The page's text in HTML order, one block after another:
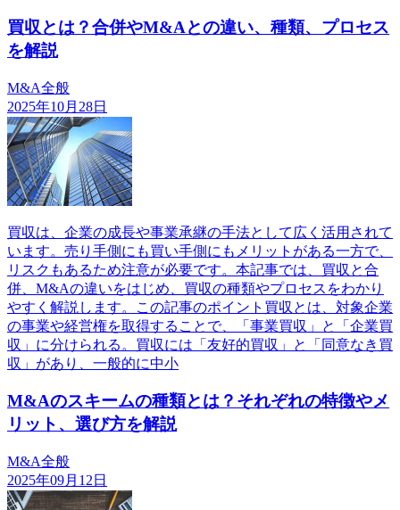
買収とは？合併やM&Aとの違い、種類、プロセス
を解説
M&A全般
2025年10月28日
買収は、企業の成長や事業承継の手法として広く活用されて
います。売り手側にも買い手側にもメリットがある一方で、
リスクもあるため注意が必要です。本記事では、買収と合
併、M&Aの違いをはじめ、買収の種類やプロセスをわかり
やすく解説します。この記事のポイント買収とは、対象企業
の事業や経営権を取得することで、「事業買収」と「企業買
収」に分けられる。買収には「友好的買収」と「同意なき買
収」があり、一般的に中小
M&Aのスキームの種類とは？それぞれの特徴やメ
リット、選び方を解説
M&A全般
2025年09月12日